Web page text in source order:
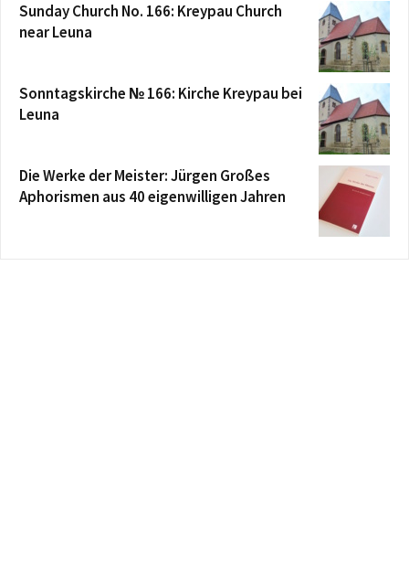
Sunday Church No. 166: Kreypau Church
near Leuna
Sonntagskirche № 166: Kirche Kreypau bei
Leuna
Die Werke der Meister: Jürgen Großes
Aphorismen aus 40 eigenwilligen Jahren